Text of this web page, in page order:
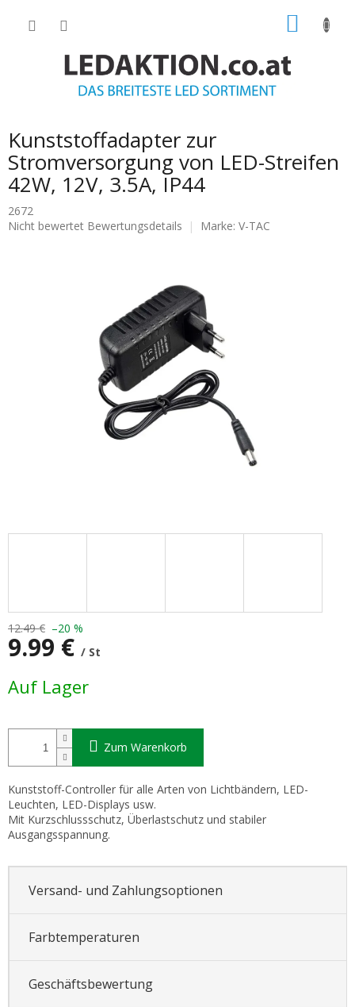
Kunststoffadapter zur
Stromversorgung von LED-Streifen
42W, 12V, 3.5A, IP44
2672
Die
Nicht bewertet Bewertungsdetails Marke: V-TAC
12.49 € –20 %
9.99 € / St
Auf Lager
Zum Warenkorb
Kunststoff-Controller für alle Arten von Lichtbändern, LED-
Leuchten, LED-Displays usw.
Mit Kurzschlussschutz, Überlastschutz und stabiler
Ausgangsspannung.
Versand- und Zahlungsoptionen
Farbtemperaturen
Geschäftsbewertung